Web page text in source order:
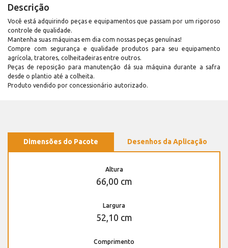
Descrição
Você está adquirindo peças e equipamentos que passam por um rigoroso
controle de qualidade.
Mantenha suas máquinas em dia com nossas peças genuínas!
Compre com segurança e qualidade produtos para seu equipamento
agrícola, tratores, colheitadeiras entre outros.
Peças de reposição para manutenção dá sua máquina durante a safra
desde o plantio até a colheita.
Produto vendido por concessionário autorizado.
Dimensões do Pacote Desenhos da Aplicação
Altura
66,00 cm
Largura
52,10 cm
Comprimento